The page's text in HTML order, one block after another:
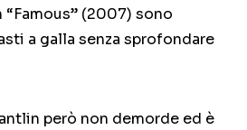
(2007) sono
a galla senza sprofondare
però non demorde ed è